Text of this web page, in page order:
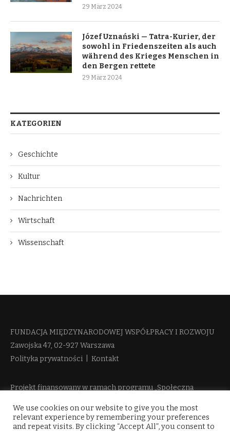
29 März 2024
Józef Uznański — Tatra-Kurier, der
sowohl in Friedenszeiten als auch
während des Krieges Menschen in
den Bergen rettete
29 März 2024
KATEGORIEN
Geschichte
Kultur
Nachrichten
Wirtschaft
Wissenschaft
FUNDACJA MIĘDZYNARODOWEJ WSPÓŁPRACY I ROZWOJU​
Zawojska 47, 02-927 Warszawa
Polityka prywatności
Kontakt
Projekt finansowany w ramach programu „Społeczna
więcej informacji
We use cookies on our website to give you the most
relevant experience by remembering your preferences
and repeat visits. By clicking “Accept All”, you consent to